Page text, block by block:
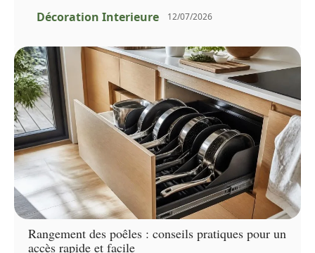
Décoration Interieure 12/07/2026
Rangement des poêles : conseils pratiques pour un
accès rapide et facile